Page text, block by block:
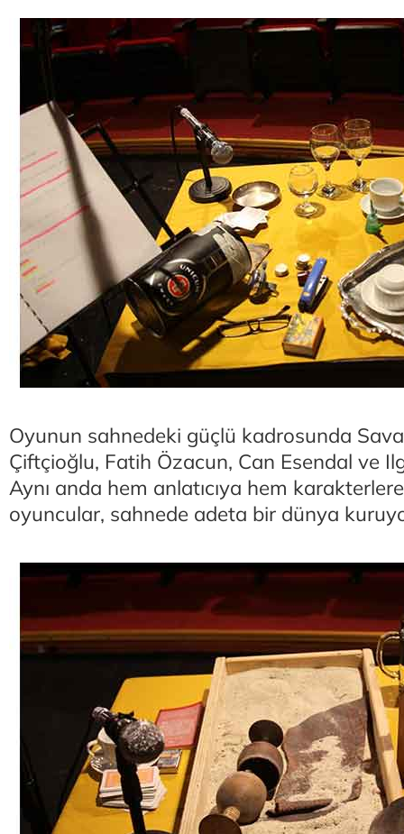
Oyunun sahnedeki güçlü kadrosunda
Çiftçioğlu, Fatih Özacun, Can Esendal ve
Aynı anda hem anlatıcıya hem
oyuncular, sahnede adeta bir dünya